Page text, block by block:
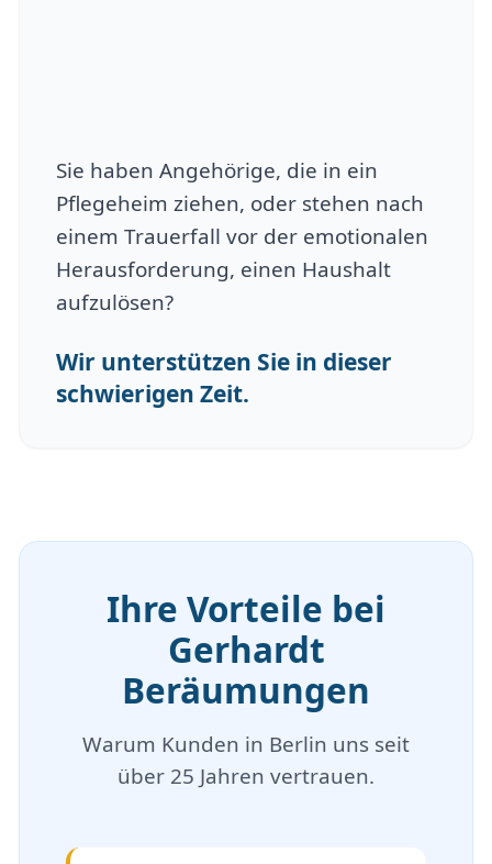
Sie haben Angehörige, die in ein
Pflegeheim ziehen, oder stehen nach
einem Trauerfall vor der emotionalen
Herausforderung, einen Haushalt
aufzulösen?
Wir unterstützen Sie in dieser
schwierigen Zeit.
Ihre Vorteile bei
Gerhardt
Beräumungen
Warum Kunden in Berlin uns seit
über 25 Jahren vertrauen.